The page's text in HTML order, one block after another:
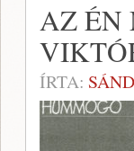
AZ ÉN
ÍRTA: